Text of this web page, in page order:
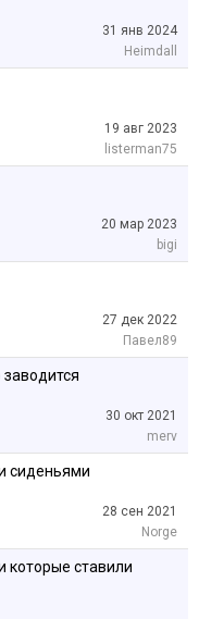
31 янв 2024
Heimdall
19 авг 2023
listerman75
20 мар 2023
bigi
27 дек 2022
Павел89
30 окт 2021
merv
сиденьями
28 сен 2021
Norge
которые ставили